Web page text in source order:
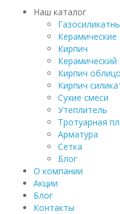
Наш каталог
Керамические
Кирпич
Кирпич
Кирпич
Сухие смеси
Утеплитель
Тротуарная
Арматура
Сетка
Блог
О компании
Акции
Блог
Контакты